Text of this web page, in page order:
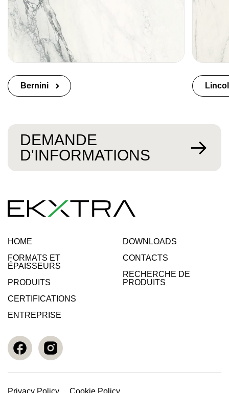
Bernini
DEMANDE
D'INFORMATIONS
HOME
FORMATS ET
ÉPAISSEURS
PRODUITS
CERTIFICATIONS
ENTREPRISE
DOWNLOADS
CONTACTS
RECHERCHE DE
PRODUITS